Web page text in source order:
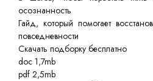
осознанность
Гайд, который помогает
повседневности
Скачать подборку бесплатно
doc 1,7mb
pdf 2,5mb